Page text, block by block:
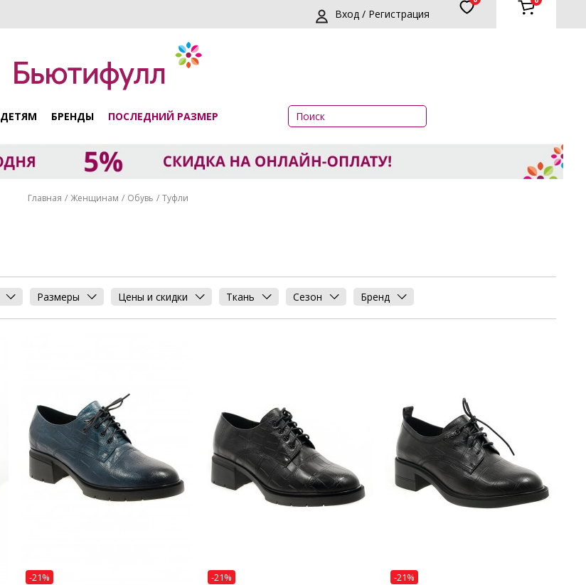
Вход / Регистрация
ДЕТЯМ БРЕНДЫ ПОСЛЕДНИЙ РАЗМЕР
Главная Женщинам Обувь Туфли
Размеры Цены и скидки Ткань Сезон Бренд
-21% -21% -21%